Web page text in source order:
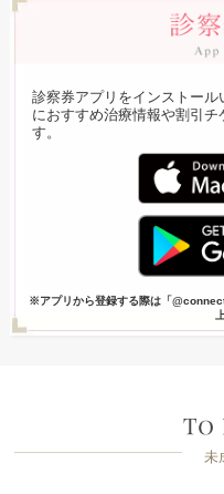
診察券アプリをインストー
におすすめ治療情報や割引
す。
※アプリから登録する際は「
未